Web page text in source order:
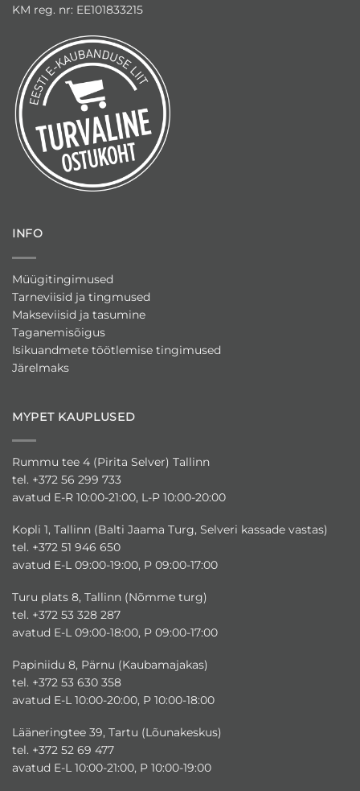
KM reg. nr: EE101833215
INFO
Müügitingimused
Tarneviisid ja tingmused
Makseviisid ja tasumine
Taganemisõigus
Isikuandmete töötlemise tingimused
Järelmaks
MYPET KAUPLUSED
Rummu tee 4 (Pirita Selver) Tallinn
tel. +372 56 299 733
avatud E-R 10:00-21:00, L-P 10:00-20:00
Kopli 1, Tallinn (Balti Jaama Turg, Selveri kassade vastas)
tel. +372 51 946 650
avatud E-L 09:00-19:00, P 09:00-17:00
Turu plats 8, Tallinn (Nõmme turg)
tel. +372 53 328 287
avatud E-L 09:00-18:00, P 09:00-17:00
Papiniidu 8, Pärnu (Kaubamajakas)
tel. +372 53 630 358
avatud E-L 10:00-20:00, P 10:00-18:00
Lääneringtee 39, Tartu (Lõunakeskus)
tel. +372 52 69 477
avatud E-L 10:00-21:00, P 10:00-19:00